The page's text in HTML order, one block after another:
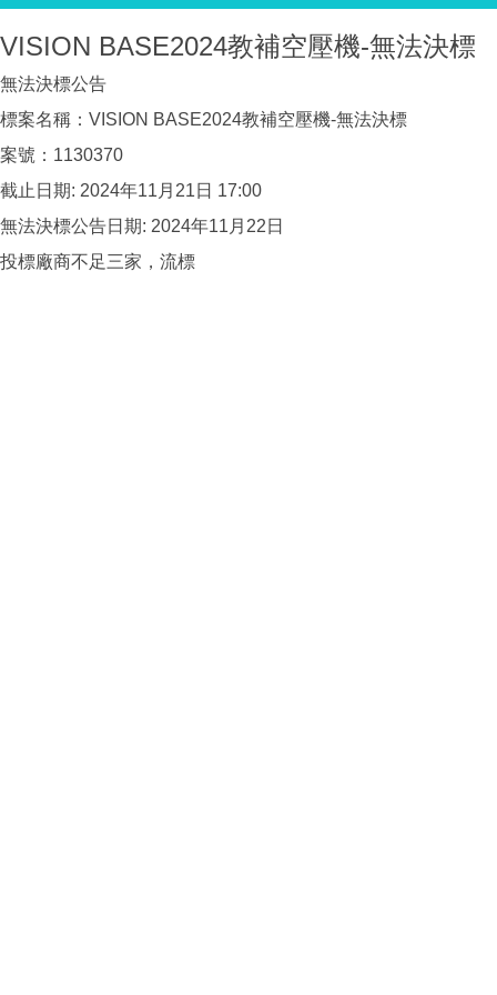
VISION BASE2024教補空壓機-無法決標
無法決標公告
標案名稱：VISION BASE2024教補空壓機-無法決標
案號：1130370
截止日期: 2024年11月21日 17:00
無法決標公告日期: 2024年11月22日
投標廠商不足三家，流標